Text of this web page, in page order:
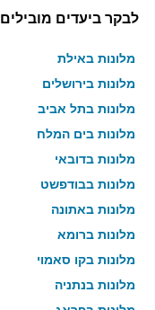
לבקר ביעדים מובילים
מלונות באילת
מלונות בירושלים
מלונות בתל אביב
מלונות בים המלח
מלונות בדובאי
מלונות בבודפשט
מלונות באתונה
מלונות ברומא
מלונות בקו סאמוי
מלונות בנתניה